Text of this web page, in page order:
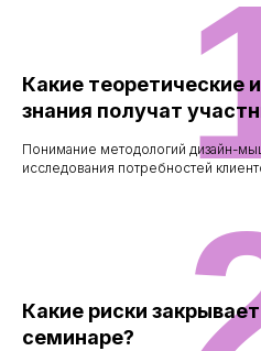
Какие теоретические
знания получат
Понимание методологий дизайн-
исследования потребностей
Какие риски
семинаре?